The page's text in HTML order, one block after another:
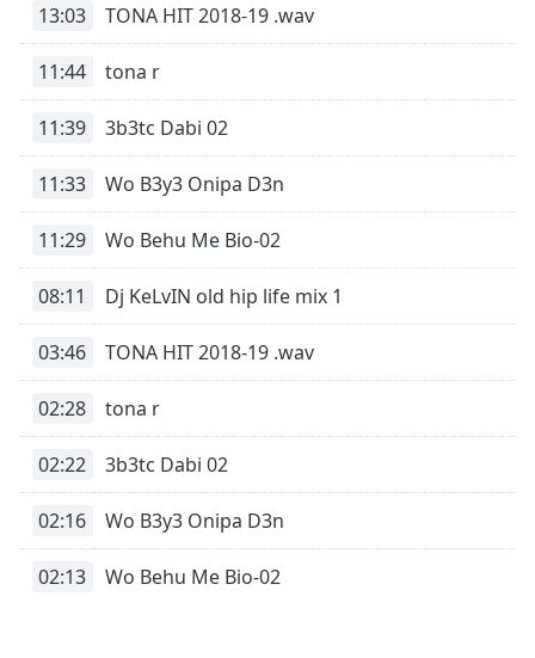
0.00%
Stream
Type LIVE
live,
behind
LIVE
Time-
Rate
Chapters
Descriptions
off,
selected
13:03 TONA HIT 2018-19 .wav
11:44 tona r
11:39 3b3tc Dabi 02
11:33 Wo B3y3 Onipa D3n
11:29 Wo Behu Me Bio-02
08:11 Dj KeLvIN old hip life mix 1
03:46 TONA HIT 2018-19 .wav
02:28 tona r
02:22 3b3tc Dabi 02
02:16 Wo B3y3 Onipa D3n
02:13 Wo Behu Me Bio-02